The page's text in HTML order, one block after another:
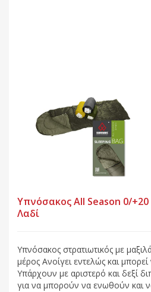
Υπνόσακος All Season 0/+20
Λαδί
Υπνόσακος στρατιωτικός με
μέρος Ανοίγει εντελώς και
Υπάρχουν με αριστερό και δεξί
για να μπορούν να ενωθούν και